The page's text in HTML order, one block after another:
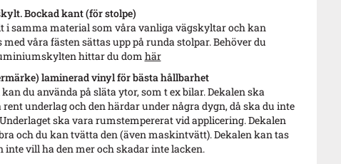
Bockad kant (för stolpe)
i samma material som våra vanliga vägskyltar och kan
våra fästen sättas upp på runda stolpar. Behöver du
hittar du dom här
laminerad vinyl för bästa hållbarhet
du använda på släta ytor, som t ex bilar. Dekalen ska
underlag och den härdar under några dygn, då ska du inte
ska vara rumstempererat vid applicering. Dekalen
och du kan tvätta den (även maskintvätt). Dekalen kan tas
inte vill ha den mer och skadar inte lacken.